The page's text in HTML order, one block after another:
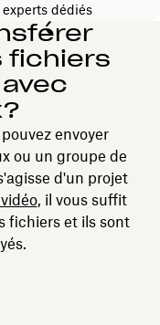
dédiés
fichiers
envoyer
ou un groupe de
d'un projet
, il vous suffit
fichiers et ils sont